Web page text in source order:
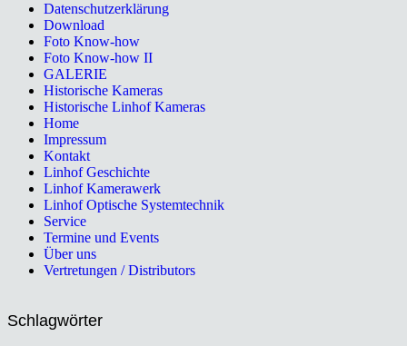
Datenschutzerklärung
Download
Foto Know-how
Foto Know-how II
GALERIE
Historische Kameras
Historische Linhof Kameras
Home
Impressum
Kontakt
Linhof Geschichte
Linhof Kamerawerk
Linhof Optische Systemtechnik
Service
Termine und Events
Über uns
Vertretungen / Distributors
Schlagwörter